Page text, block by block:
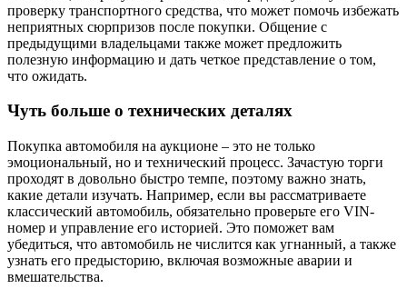
проверку транспортного средства, что может помочь избежать
неприятных сюрпризов после покупки. Общение с
предыдущими владельцами также может предложить
полезную информацию и дать четкое представление о том,
что ожидать.
Чуть больше о технических деталях
Покупка автомобиля на аукционе – это не только
эмоциональный, но и технический процесс. Зачастую торги
проходят в довольно быстро темпе, поэтому важно знать,
какие детали изучать. Например, если вы рассматриваете
классический автомобиль, обязательно проверьте его VIN-
номер и управление его историей. Это поможет вам
убедиться, что автомобиль не числится как угнанный, а также
узнать его предысторию, включая возможные аварии и
вмешательства.